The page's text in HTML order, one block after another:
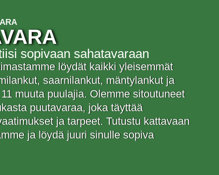
sopivaan sahatavaraan
löydät kaikki yleisemmät
saarnilankut, mäntylankut ja
muuta puulajia. Olemme sitoutuneet
puutavaraa, joka täyttää
ja tarpeet. Tutustu kattavaan
ja löydä juuri sinulle sopiva